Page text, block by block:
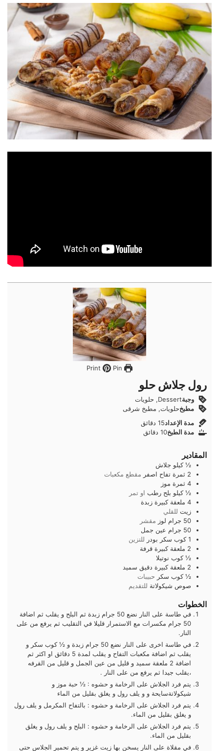
Pin
رول جلاش حلو
وجبةDessert, حلويات
مطبخحلويات, مطبخ شرقى
مدة الإعداد15دقائق
دقائق
مدة الطبخ10دقائق
دقائق
المقادير
½ كيلو جلاش
2 ثمرة تفاح اصفر مقطع مكعبات
4 ثمرة موز
½ كيلو بلح رطب او تمر
4 ملعقة كبيرة زبدة
زيت للقلي
50 جرام لوز مقشر
50 جرام عين جمل
1 كوب سكر بودر للتزين
2 ملعقة كبيرة قرفة
½ كوب نوتيلا
2 ملعقة كبيرة دقيق سميد
½ كوب سكر حبيبات
صوص شيكولاتة للتقديم
الخطوات
في طاسة على النار نضع 50 جرام زبدة ثم البلح و يقلب ثم اضافة
50 جرام مكسرات مع الاستمرار قليلا في التقليب ثم يرفع من على
النار.
في طاسة اخرى على النار نضع 50 جرام زبدة و ½ كوب سكر و
يقلب ثم اضافة مكعبات التفاح و يقلب لمدة 5 دقائق او اكثر ثم
اضافة 2 ملعقة سميد و قليل من عين الجمل و قليل من القرفه
،يقلب جيدا ثم يرفع من على النار .
يتم فرد الجلاش على الرخامة و حشوه : ½ حبة موز و
شيكولاتةسايحة و و يلف رول و يغلق بقليل من الماء
يتم فرد الجلاش على الرخامة و حشوه : بالتفاح المكرمل و يلف رول
و يغلق بقليل من الماء.
يتم فرد الجلاش على الرخامة و حشوه : البلح و يلف رول و يغلق
بقليل من الماء.
في مقلاة على النار يسخن بها زيت غزير و يتم تحمير الجلاس حتى